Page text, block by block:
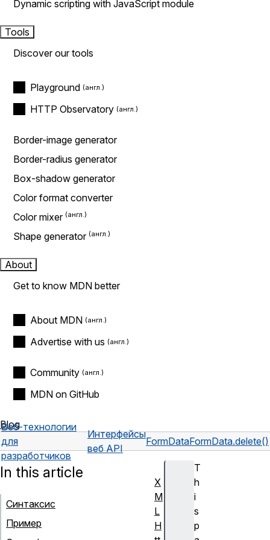
Dynamic scripting with JavaScript module
Tools
Discover our tools
Playground
HTTP Observatory
Border-image generator
Border-radius generator
Box-shadow generator
Color format converter
Color mixer
Shape generator
About
Get to know MDN better
About MDN
Advertise with us
Community
MDN on GitHub
Blog
Веб-технологии
для
разработчиков
Интерфейсы
веб API
FormDataFormData.delete()
T
h
i
s
p
In this article
Синтаксис
Пример
X
M
L
H